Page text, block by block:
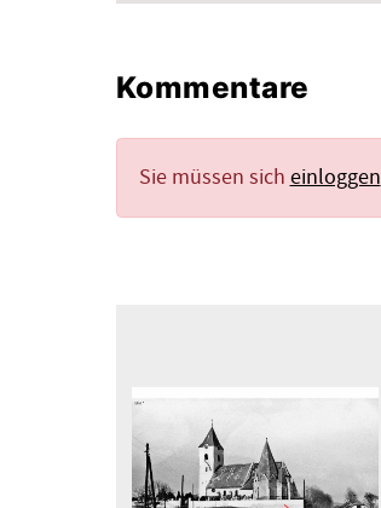
Kommentare
Sie müssen sich einloggen